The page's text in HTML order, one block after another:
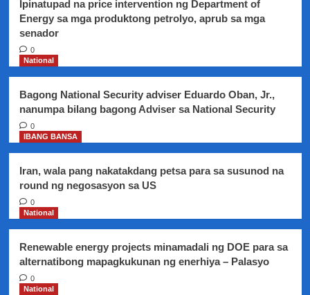
Ipinatupad na price intervention ng Department of
Energy sa mga produktong petrolyo, aprub sa mga
senador
0
National
Bagong National Security adviser Eduardo Oban, Jr.,
nanumpa bilang bagong Adviser sa National Security
0
IBANG BANSA
Iran, wala pang nakatakdang petsa para sa susunod na
round ng negosasyon sa US
0
National
Renewable energy projects minamadali ng DOE para sa
alternatibong mapagkukunan ng enerhiya – Palasyo
0
National